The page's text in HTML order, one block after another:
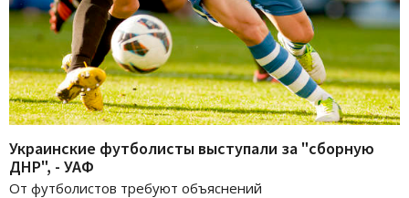
Украинские футболисты выступали за "сборную
ДНР", - УАФ
От футболистов требуют объяснений